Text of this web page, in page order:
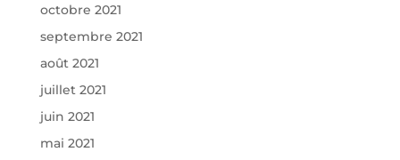
octobre 2021
septembre 2021
août 2021
juillet 2021
juin 2021
mai 2021